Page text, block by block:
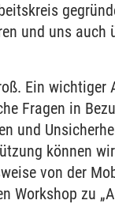
und uns auch
Ein
Fragen in
und
können
von der
Workshop zu